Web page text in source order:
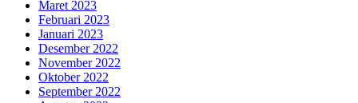
Maret 2023
Februari 2023
Januari 2023
Desember 2022
November 2022
Oktober 2022
September 2022